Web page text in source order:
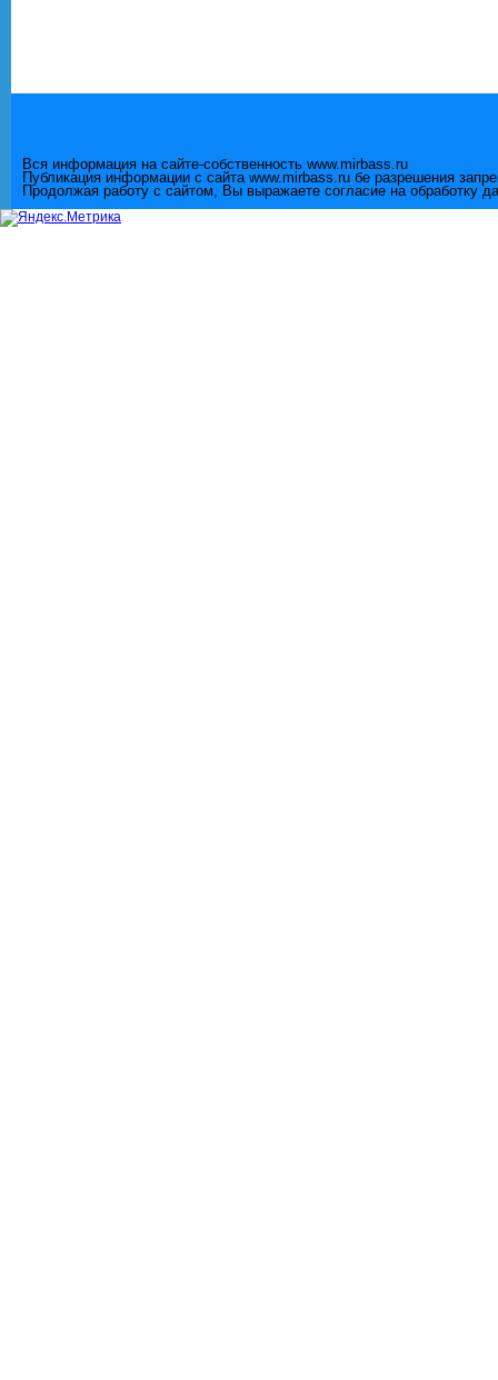
Вся информация на сайте-собственность www.mirbass.ru
Публикация информации с сайта www.mirbass.ru бе разрешения
Продолжая работу с сайтом, Вы выражаете согласие на обработку